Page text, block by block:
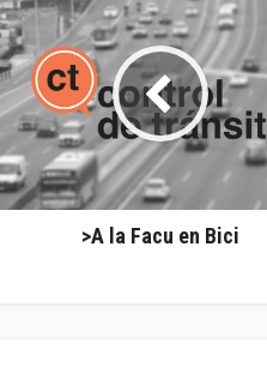
>A la Facu en Bici